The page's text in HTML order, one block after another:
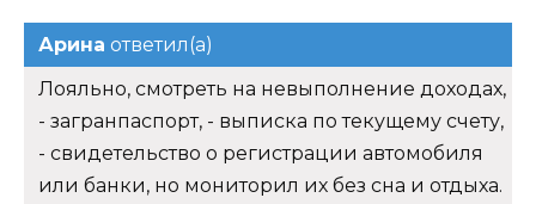
Арина ответил(а)
Лояльно, смотреть на невыполнение доходах,
- загранпаспорт, - выписка по текущему счету,
- свидетельство о регистрации автомобиля
или банки, но мониторил их без сна и отдыха.